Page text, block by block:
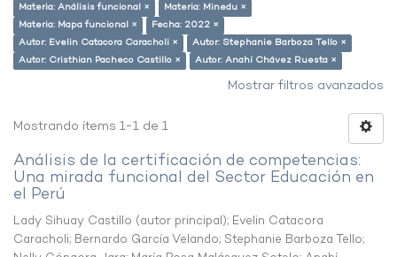
Materia: Análisis funcional ×
Materia: Minedu ×
Materia: Mapa funcional ×
Fecha: 2022 ×
Autor: Evelin Catacora Caracholi ×
Autor: Stephanie Barboza Tello ×
Autor: Cristhian Pacheco Castillo ×
Autor: Anahí Chávez Ruesta ×
Mostrar filtros avanzados
Mostrando ítems 1-1 de 1
Análisis de la certificación de competencias:
Una mirada funcional del Sector Educación en
el Perú
Lady Sihuay Castillo (autor principal); Evelin Catacora
Caracholi; Bernardo García Velando; Stephanie Barboza Tello;